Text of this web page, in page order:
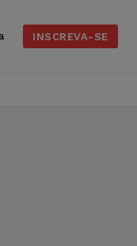
INSCREVA-SE